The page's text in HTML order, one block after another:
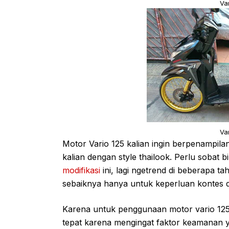
Motor Vario 125 kalian ingin
kalian dengan style thailook. Perlu sobat
modifikasi ini, lagi ngetrend di beberapa
sebaiknya hanya untuk keperluan kontes
Karena untuk penggunaan motor vario
tepat karena mengingat faktor keamanan